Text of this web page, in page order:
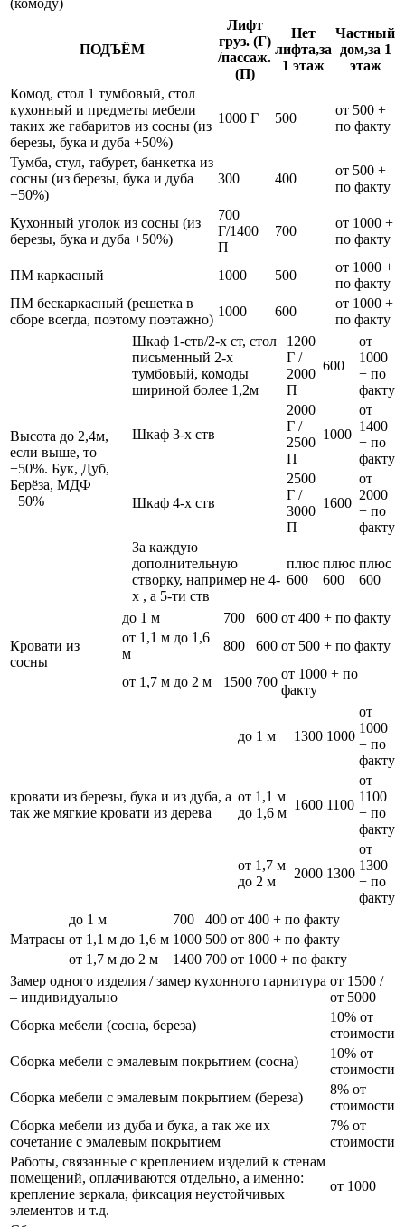
ПОДЪЁМ
Лифт
груз. (Г)
/пассаж.
(П)
Нет
лифта,за
1 этаж
Частный
дом,за 1
этаж
Комод, стол 1 тумбовый, стол
кухонный и предметы мебели
таких же габаритов из сосны (из
березы, бука и дуба +50%)
1000 Г 500
от 500 +
по факту
Тумба, стул, табурет, банкетка из
сосны (из березы, бука и дуба
+50%)
300 400
от 500 +
по факту
Кухонный уголок из сосны (из
березы, бука и дуба +50%)
700
Г/1400
П
700
от 1000 +
по факту
ПМ каркасный 1000 500
от 1000 +
по факту
ПМ бескаркасный (решетка в
сборе всегда, поэтому поэтажно)
1000 600
от 1000 +
по факту
Высота до 2,4м,
если выше, то
+50%. Бук, Дуб,
Берёза, МДФ
+50%
Шкаф 1-ств/2-х ст, стол
письменный 2-х
тумбовый, комоды
шириной более 1,2м
1200
Г /
2000
П
600
от
1000
+ по
факту
Шкаф 3-х ств
2000
Г /
2500
П
1000
от
1400
+ по
факту
Шкаф 4-х ств
2500
Г /
3000
П
1600
от
2000
+ по
факту
За каждую
дополнительную
створку, например не 4-
х , а 5-ти ств
плюс
600
плюс
600
плюс
600
Кровати из
сосны
до 1 м 700 600 от 400 + по факту
от 1,1 м до 1,6
м
800 600 от 500 + по факту
от 1,7 м до 2 м 1500 700
от 1000 + по
факту
кровати из березы, бука и из дуба, а
так же мягкие кровати из дерева
до 1 м 1300 1000
от
1000
+ по
факту
от 1,1 м
до 1,6 м
1600 1100
от
1100
+ по
факту
от 1,7 м
до 2 м
2000 1300
от
1300
+ по
факту
Матрасы
до 1 м 700 400 от 400 + по факту
от 1,1 м до 1,6 м 1000 500 от 800 + по факту
от 1,7 м до 2 м
1400 700 от 1000 + по факту
Замер одного изделия / замер кухонного гарнитура
– индивидуально
от 1500 /
от 5000
Сборка мебели (сосна, береза)
10% от
стоимости
Сборка мебели с эмалевым покрытием (сосна)
10% от
стоимости
Сборка мебели с эмалевым покрытием (береза)
8% от
стоимости
Сборка мебели из дуба и бука, а так же их
сочетание с эмалевым покрытием
7% от
стоимости
Работы, связанные с креплением изделий к стенам
помещений, оплачиваются отдельно, а именно:
крепление зеркала, фиксация неустойчивых
элементов и т.д.
от 1000